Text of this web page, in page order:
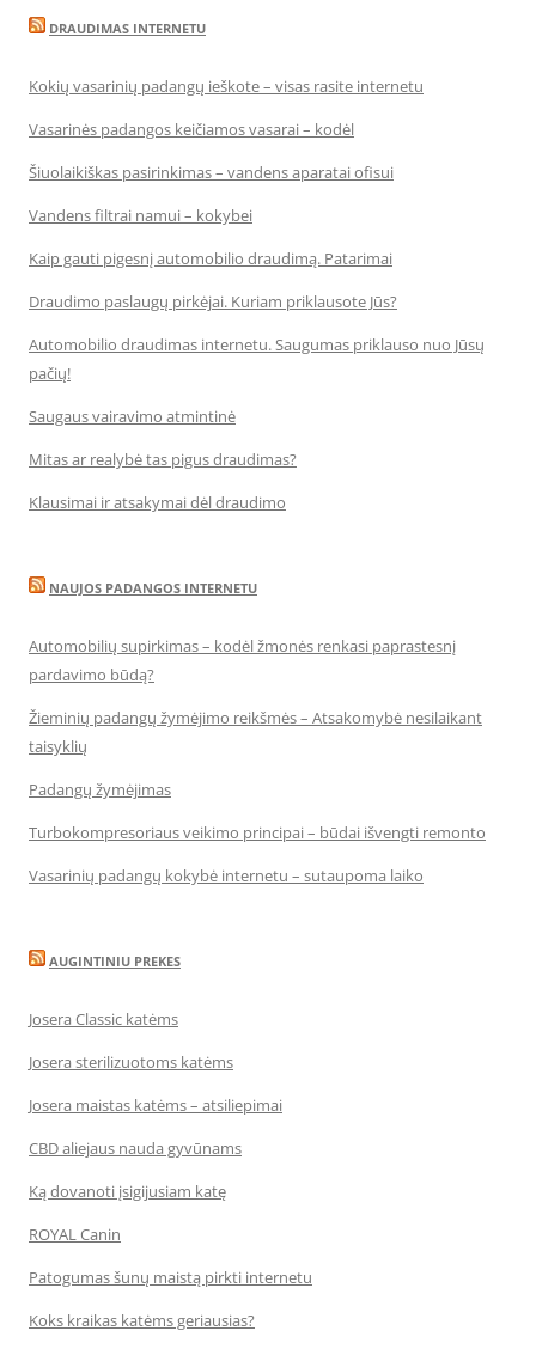
DRAUDIMAS INTERNETU
Kokių vasarinių padangų ieškote – visas rasite internetu
Vasarinės padangos keičiamos vasarai – kodėl
Šiuolaikiškas pasirinkimas – vandens aparatai ofisui
Vandens filtrai namui – kokybei
Kaip gauti pigesnį automobilio draudimą. Patarimai
Draudimo paslaugų pirkėjai. Kuriam priklausote Jūs?
Automobilio draudimas internetu. Saugumas priklauso nuo Jūsų
pačių!
Saugaus vairavimo atmintinė
Mitas ar realybė tas pigus draudimas?
Klausimai ir atsakymai dėl draudimo
NAUJOS PADANGOS INTERNETU
Automobilių supirkimas – kodėl žmonės renkasi paprastesnį
pardavimo būdą?
Žieminių padangų žymėjimo reikšmės – Atsakomybė nesilaikant
taisyklių
Padangų žymėjimas
Turbokompresoriaus veikimo principai – būdai išvengti remonto
Vasarinių padangų kokybė internetu – sutaupoma laiko
AUGINTINIU PREKES
Josera Classic katėms
Josera sterilizuotoms katėms
Josera maistas katėms – atsiliepimai
CBD aliejaus nauda gyvūnams
Ką dovanoti įsigijusiam katę
ROYAL Canin
Patogumas šunų maistą pirkti internetu
Koks kraikas katėms geriausias?